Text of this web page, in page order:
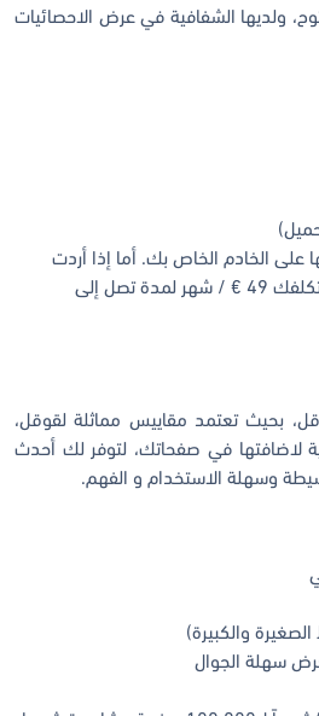
ولديها الشفافية في عرض الاحصائيات
على الخادم الخاص بك. أما إذا أردت
استضافتها على خادم Piwik تكلفك 49 € / شهر لمدة تصل إلى
بحيث تعتمد مقاييس مماثلة لقوقل،
لاضافتها في صفحاتك، لتوفر لك أحدث
وسهلة الاستخدام و الفهم.
والكبيرة)